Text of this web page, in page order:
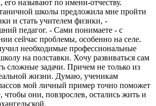
его называют по имени-отчеству.
школы предложила мне пройти
и стать учителем физики, -
педагог. - Сами понимаете - с
сейчас проблемы, особенно на селе.
необходимые профессиональные
на полставки. Хочу развиваться сам
сложные задачи. Причем не только из
жизни. Думаю, ученикам
мой личный пример точно поможет
чтобы они, повзрослев, остались жить и